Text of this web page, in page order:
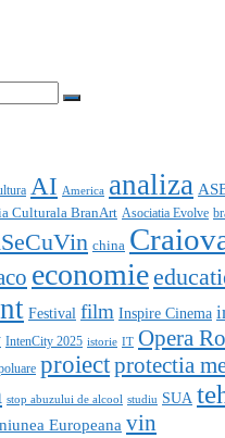
AI America analiza
Culturala BranArt Asociatia Evolve
china
economie
Festival film Inspire Cinema
IntenCity 2025 istorie IT Opera
proiectprotectia
stop abuzului de alcool studiu SUA
Europeana vin